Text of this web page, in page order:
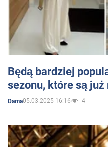
Będą bardziej
sezonu, które są
Dama05.03.2025 16:16 4